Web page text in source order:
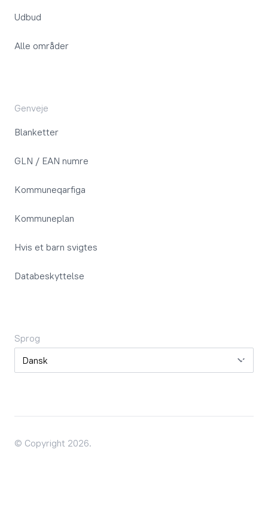
Udbud
Alle områder
Genveje
Blanketter
GLN / EAN numre
Kommuneqarfiga
Kommuneplan
Hvis et barn svigtes
Databeskyttelse
Sprog
Sprog
© Copyright 2026.